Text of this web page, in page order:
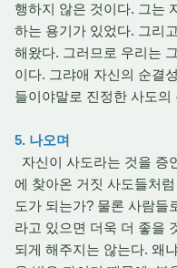
행하지 않은 것이다. 그는
하는 용기가 있었다. 그리
해왔다. 그러므로 우리는
이다. 그랴애 자신의 순결
들이야말로 진정한 사도
5. 나오며
자신이 사도라는 것을 증
에 찾아온 거짓 사도들처
도가 되는가? 물론 사람들
라고 있으면 더욱 더 좋을
되게 해주지는 않는다. 왜